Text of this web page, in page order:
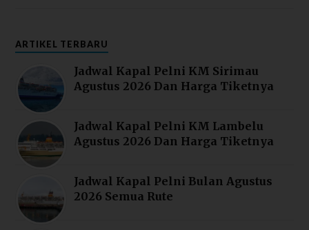
ARTIKEL TERBARU
Jadwal Kapal Pelni KM Sirimau
Agustus 2026 Dan Harga Tiketnya
Jadwal Kapal Pelni KM Lambelu
Agustus 2026 Dan Harga Tiketnya
Jadwal Kapal Pelni Bulan Agustus
2026 Semua Rute